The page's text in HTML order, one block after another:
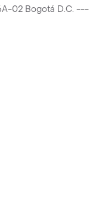
02 Bogotá D.C.